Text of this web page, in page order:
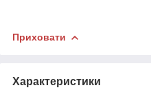
Приховати
Характеристики